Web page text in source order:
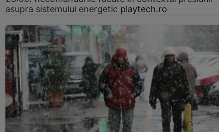
asupra sistemului energetic playtech.ro